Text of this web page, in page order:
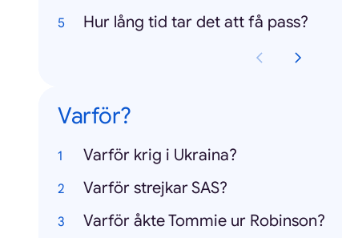
Hur lång tid tar det att få pass?
Varför?
Varför krig i Ukraina?
Varför strejkar SAS?
Varför åkte Tommie ur Robinson?